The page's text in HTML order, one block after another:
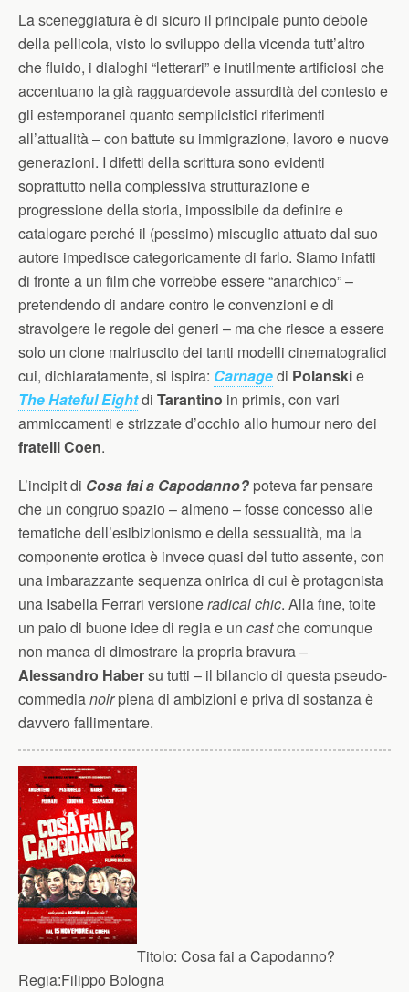
La sceneggiatura è di sicuro il principale punto debole
della pellicola, visto lo sviluppo della vicenda tutt’altro
che fluido, i dialoghi “letterari” e inutilmente artificiosi che
accentuano la già ragguardevole assurdità del contesto e
gli estemporanei quanto semplicistici riferimenti
all’attualità – con battute su immigrazione, lavoro e nuove
generazioni. I difetti della scrittura sono evidenti
soprattutto nella complessiva strutturazione e
progressione della storia, impossibile da definire e
catalogare perché il (pessimo) miscuglio attuato dal suo
autore impedisce categoricamente di farlo. Siamo infatti
di fronte a un film che vorrebbe essere “anarchico” –
pretendendo di andare contro le convenzioni e di
stravolgere le regole dei generi – ma che riesce a essere
solo un clone malriuscito dei tanti modelli cinematografici
cui, dichiaratamente, si ispira: Carnagedi Polanskie
The Hateful Eightdi Tarantino in primis, con vari
ammiccamenti e strizzate d’occhio allo humour nero dei
fratelli Coen.
L’incipit di Cosa fai a Capodanno? poteva far pensare
che un congruo spazio – almeno – fosse concesso alle
tematiche dell’esibizionismo e della sessualità, ma la
componente erotica è invece quasi del tutto assente, con
una imbarazzante sequenza onirica di cui è protagonista
una Isabella Ferrari versioneradical chic. Alla fine, tolte
un paio di buone idee di regia e un castche comunque
non manca di dimostrare la propria bravura –
Alessandro Habersu tutti – il bilancio di questa pseudo-
commedianoirpiena di ambizioni e priva di sostanza è
davvero fallimentare.
Titolo: Cosa fai a Capodanno?
Regia:Filippo Bologna